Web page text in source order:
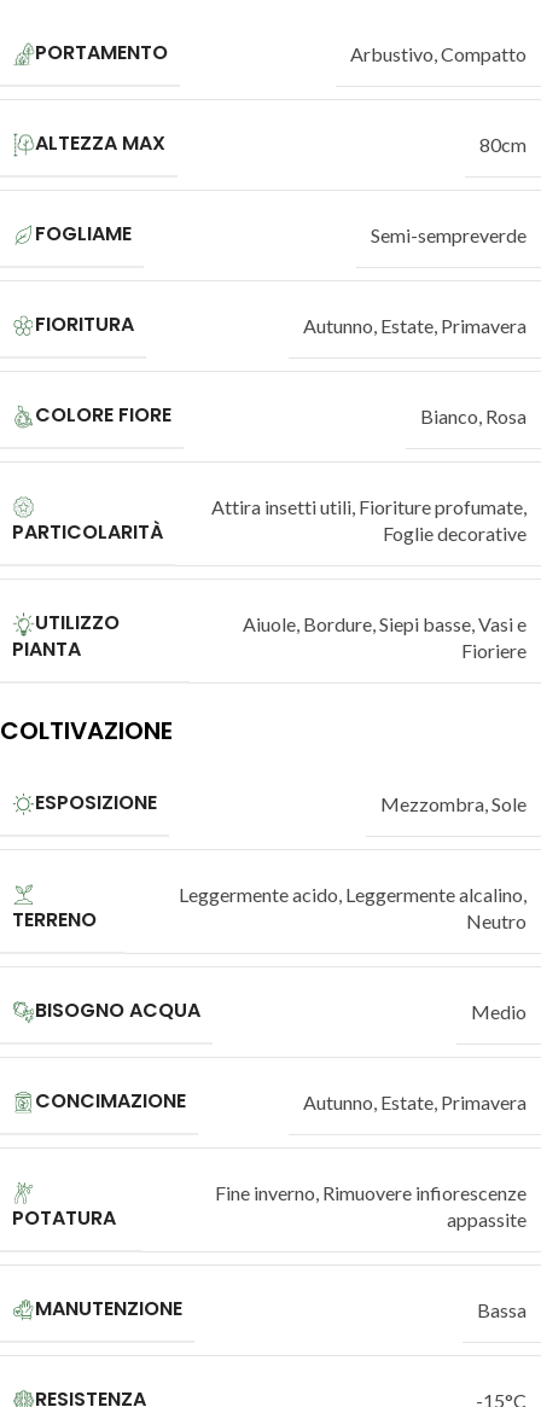
PORTAMENTO Arbustivo,Compatto
ALTEZZA MAX 80cm
FOGLIAME Semi-sempreverde
FIORITURA Autunno, Estate, Primavera
COLORE FIORE Bianco, Rosa
PARTICOLARITÀ
Attira insetti utili, Fioriture profumate,
Foglie decorative
UTILIZZO
PIANTA
Aiuole, Bordure,Siepi basse,Vasi e
Fioriere
COLTIVAZIONE
ESPOSIZIONE Mezzombra,Sole
TERRENO
Leggermente acido, Leggermente alcalino,
Neutro
BISOGNO ACQUA Medio
CONCIMAZIONE Autunno, Estate, Primavera
POTATURA
Fine inverno, Rimuovere infiorescenze
appassite
MANUTENZIONE Bassa
RESISTENZA -15°C